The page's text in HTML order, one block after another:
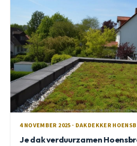
4 NOVEMBER 2025 · DAKDEKKER
Je dak verduurzamen